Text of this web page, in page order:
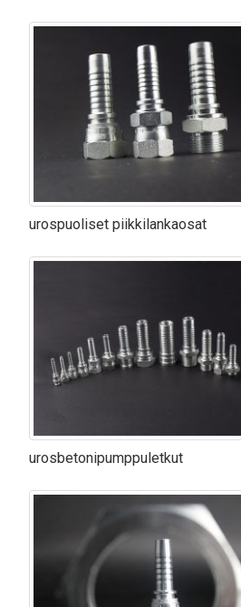
urospuoliset piikkilankaosat
urosbetonipumppuletkut